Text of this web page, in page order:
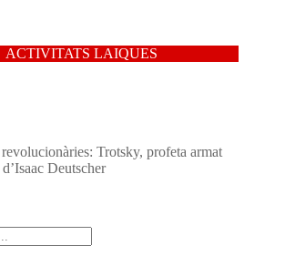
ACTIVITATS LAIQUES
Trotsky, profeta armat
Deutscher